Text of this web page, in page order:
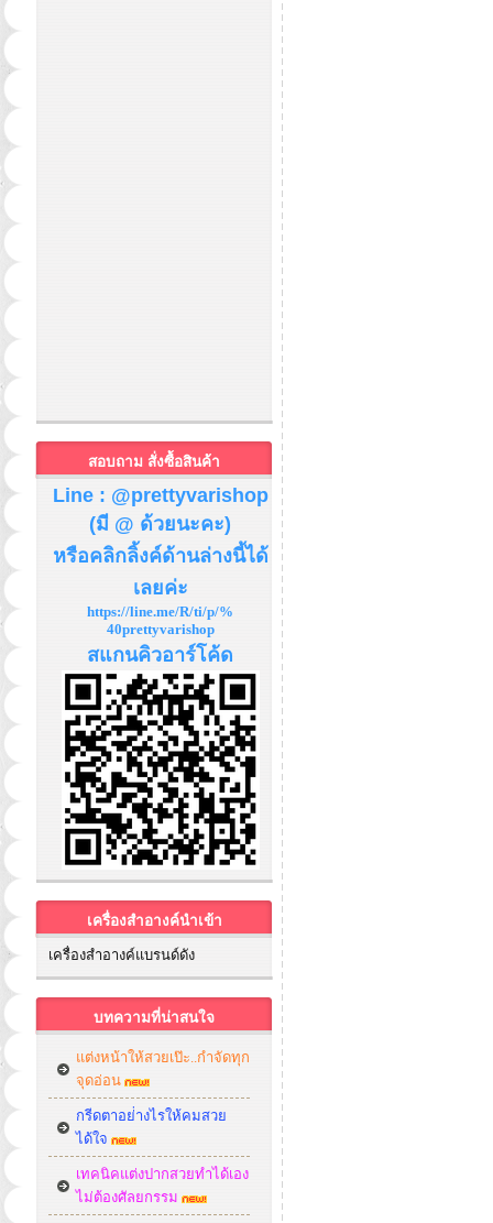
สอบถาม สั่งซื้อสินค้า
Line : @prettyvarishop
(มี @ ด้วยนะคะ)
หรือคลิกลิ้งค์ด้านล่างนี้ได้
เลยค่ะ
https://line.me/R/ti/p/%
40prettyvarishop
สแกนคิวอาร์โค้ด
เครื่องสำอางค์นำเข้า
เครื่องสำอางค์แบรนด์ดัง
บทความที่น่าสนใจ
แต่งหน้าให้สวยเป๊ะ..กำจัดทุก
จุดอ่อน
กรีดตาอย่่างไรให้คมสวย
ได้ใจ
เทคนิคแต่งปากสวยทำได้เอง
ไม่ต้องศัลยกรรม